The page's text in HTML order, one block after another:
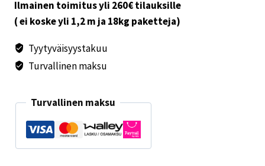
Vaaleanharmaa
määrä
Ilmainen toimitus yli 260€ tilauksille
( ei koske yli 1,2 m ja 18kg paketteja)
Tyytyväisyystakuu
Turvallinen maksu
Turvallinen maksu